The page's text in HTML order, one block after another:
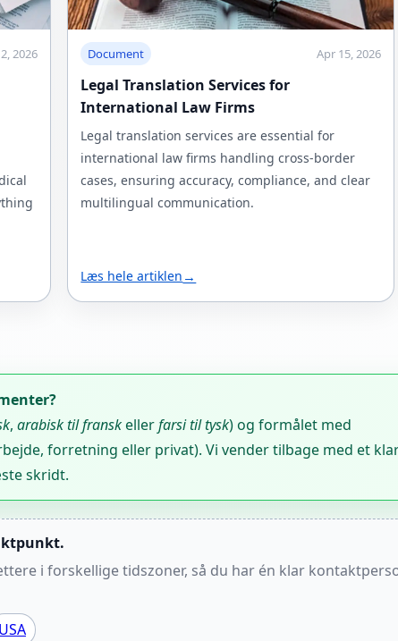
2026 Document Apr 15, 2026
Legal Translation Services for
International Law Firms
Legal translation services are essential for
international law firms handling cross-border
cases, ensuring accuracy, compliance, and clear
multilingual communication.
Læs hele artiklen →
, arabisk til franskellerfarsi til tysk) og formålet med
forretning eller privat). Vi vender tilbage med et
skridt.
i forskellige tidszoner, så du har én klar
USA